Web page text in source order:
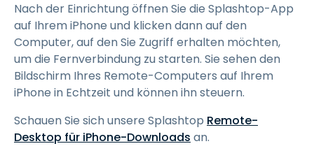
Nach der Einrichtung öffnen Sie die Splashtop-App
auf Ihrem iPhone und klicken dann auf den
Computer, auf den Sie Zugriff erhalten möchten,
um die Fernverbindung zu starten. Sie sehen den
Bildschirm Ihres Remote-Computers auf Ihrem
iPhone in Echtzeit und können ihn steuern.
Schauen Sie sich unsere Splashtop Remote-
Desktop für iPhone-Downloads an.